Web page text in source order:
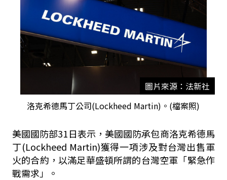
圖片來源：法新社
洛克希德馬丁公司(Lockheed Martin)。(檔案照)
美國國防部31日表示，美國國防承包商洛克希德馬
丁(Lockheed Martin)獲得一項涉及對台灣出售軍
火的合約，以滿足華盛頓所謂的台灣空軍「緊急作
戰需求」。